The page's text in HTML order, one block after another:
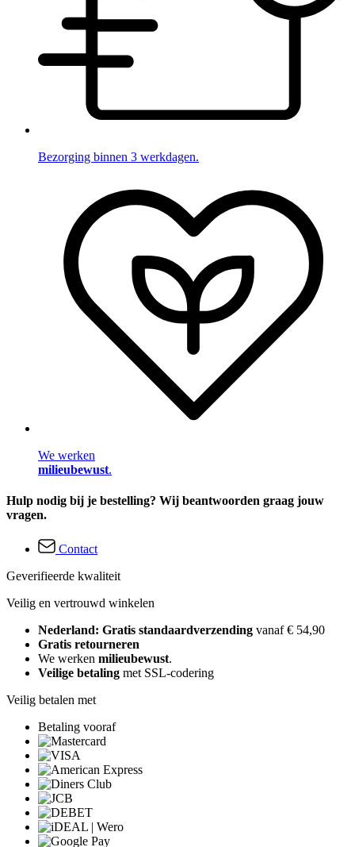
Bezorging binnen 3 werkdagen.
We werken
milieubewust.
Hulp nodig bij je bestelling? Wij beantwoorden graag jouw
vragen.
Contact
Geverifieerde kwaliteit
Veilig en vertrouwd winkelen
Nederland: Gratis standaardverzending vanaf € 54,90
Gratis retourneren
We werken milieubewust.
Veilige betaling met SSL-codering
Veilig betalen met
Betaling vooraf